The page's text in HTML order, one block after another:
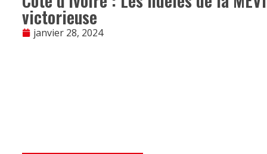
victorieuse
janvier 28, 2024